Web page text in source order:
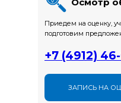
+7 (4912)
Приедем на оценку,
подготовим
ЗАПИСЬ НА